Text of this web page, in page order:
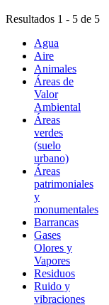
Resultados 1 - 5 de 5
Agua
Aire
Animales
Áreas de
Valor
Ambiental
Áreas
verdes
(suelo
urbano)
Áreas
patrimoniales
y
monumentales
Barrancas
Gases
Olores y
Vapores
Residuos
Ruido y
vibraciones